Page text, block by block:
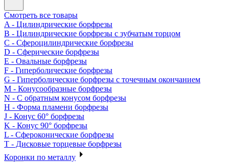
Смотреть все товары
A - Цилиндрические борфрезы
B - Цилиндрические борфрезы с зубчатым торцом
C - Сфероцилиндрические борфрезы
D - Сферические борфрезы
E - Овальные борфрезы
F - Гиперболические борфрезы
G - Гиперболические борфрезы с точечным окончанием
M - Конусообразные борфрезы
N - С обратным конусом борфрезы
H - Форма пламени борфрезы
J - Конус 60° борфрезы
K - Конус 90° борфрезы
L - Сфероконические борфрезы
T - Дисковые торцевые борфрезы
Коронки по металлу